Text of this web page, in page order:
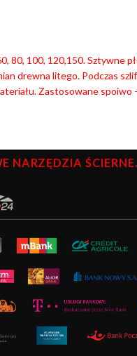
80, 100, 120,150. Sztywne
drewna litego. Podczas
Zastosowane spoiwo
NARZĘDZIA ŚCIERNE.